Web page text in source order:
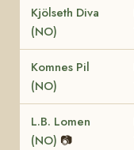
Kjölseth Diva
(NO)
Komnes Pil
(NO)
L.B. Lomen
(NO) 📷